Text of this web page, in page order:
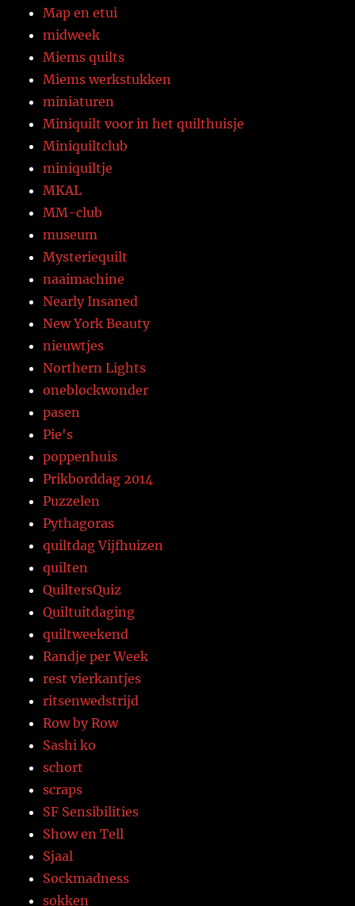
Map en etui
midweek
Miems quilts
Miems werkstukken
miniaturen
Miniquilt voor in het quilthuisje
Miniquiltclub
miniquiltje
MKAL
MM-club
museum
Mysteriequilt
naaimachine
Nearly Insaned
New York Beauty
nieuwtjes
Northern Lights
oneblockwonder
pasen
Pie's
poppenhuis
Prikborddag 2014
Puzzelen
Pythagoras
quiltdag Vijfhuizen
quilten
QuiltersQuiz
Quiltuitdaging
quiltweekend
Randje per Week
rest vierkantjes
ritsenwedstrijd
Row by Row
Sashi ko
schort
scraps
SF Sensibilities
Show en Tell
Sjaal
Sockmadness
sokken